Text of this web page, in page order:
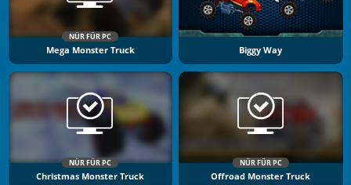
NÜR FÜR PC
Mega Monster Truck Biggy Way
NÜR FÜR PC
Christmas Monster Truck
NÜR FÜR PC
Offroad Monster Truck